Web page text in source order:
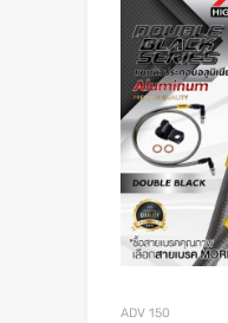
ADV 150